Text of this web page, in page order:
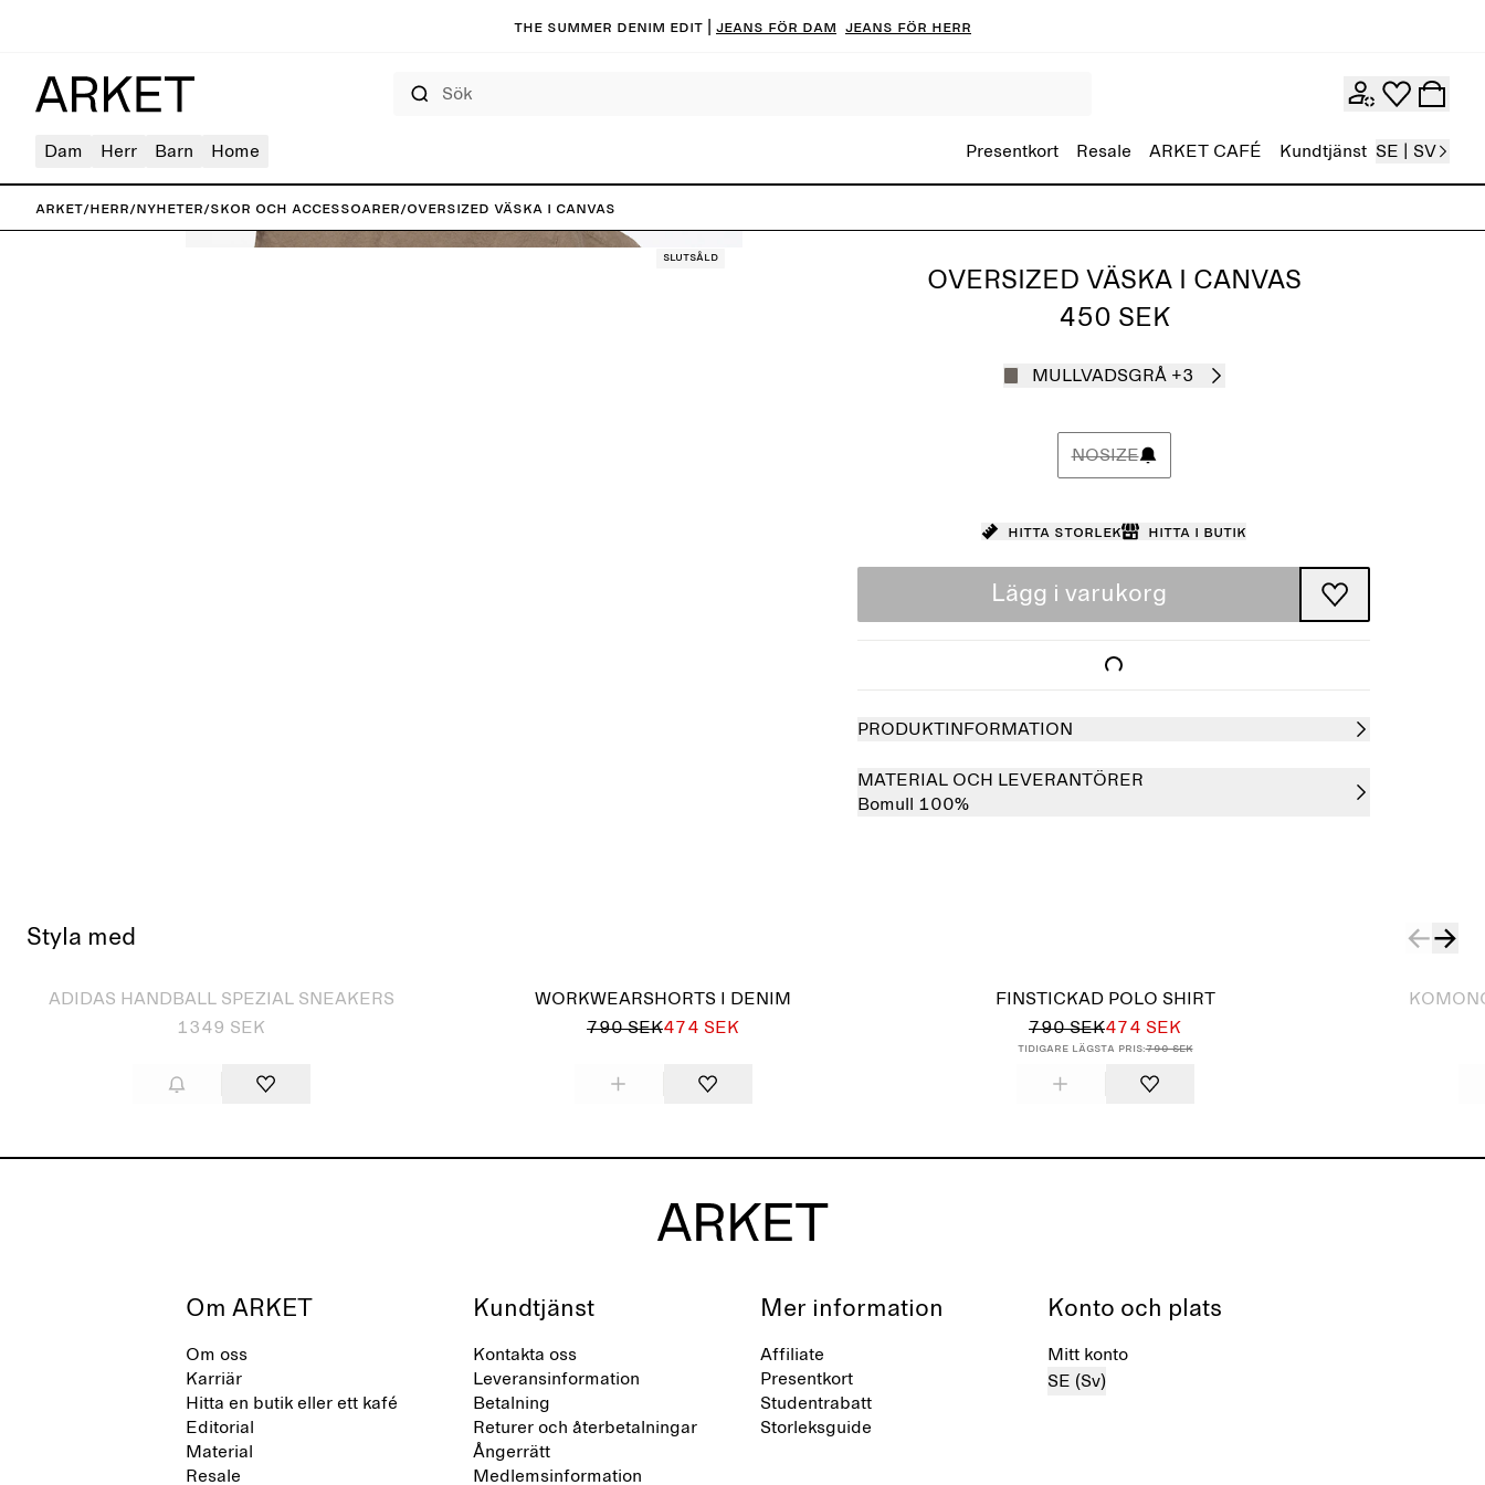
The summer denim edit | Jeans för dam Jeans för herr
Dam Herr Barn Home Presentkort Resale ARKET CAFÉ Kundtjänst SE | SV
ARKET/Herr/Nyheter/Skor och accessoarer/Oversized väska i canvas
Slutsåld
OVERSIZED VÄSKA I CANVAS
450 SEK
MULLVADSGRÅ +3
NOSIZE
Hitta storlek Hitta i butik
Lägg i varukorg
PRODUKTINFORMATION
MATERIAL OCH LEVERANTÖRER
Bomull 100%
Styla med
Slutsåld
ADIDAS HANDBALL SPEZIAL SNEAKERS
1349 SEK
WORKWEARSHORTS I DENIM
790 SEK474 SEK
FINSTICKAD POLO SHIRT
790 SEK474 SEK
Tidigare lägsta pris:790 SEK
Om ARKET
Om oss
Karriär
Hitta en butik eller ett kafé
Editorial
Material
Resale
Kundtjänst
Kontakta oss
Leveransinformation
Betalning
Returer och återbetalningar
Ångerrätt
Medlemsinformation
Mer information
Affiliate
Presentkort
Studentrabatt
Storleksguide
Konto och plats
Mitt konto
SE (Sv)